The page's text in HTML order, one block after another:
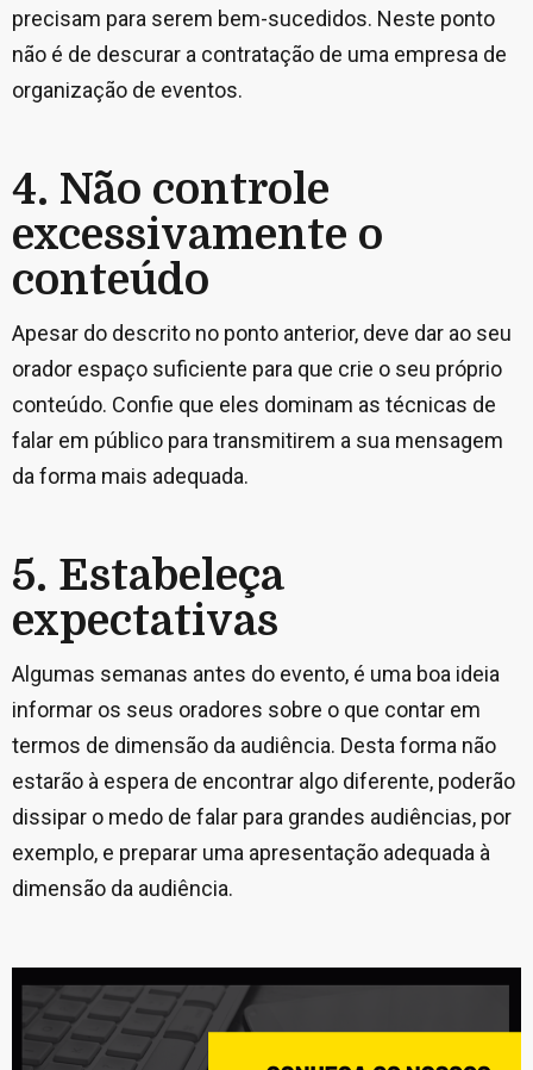
precisam para serem bem-sucedidos. Neste ponto
não é de descurar a contratação de uma empresa de
organização de eventos.
4. Não controle
excessivamente o
conteúdo
Apesar do descrito no ponto anterior, deve dar ao seu
orador espaço suficiente para que crie o seu próprio
conteúdo. Confie que eles dominam as técnicas de
falar em público para transmitirem a sua mensagem
da forma mais adequada.
5. Estabeleça
expectativas
Algumas semanas antes do evento, é uma boa ideia
informar os seus oradores sobre o que contar em
termos de dimensão da audiência. Desta forma não
estarão à espera de encontrar algo diferente, poderão
dissipar o medo de falar para grandes audiências, por
exemplo, e preparar uma apresentação adequada à
dimensão da audiência.